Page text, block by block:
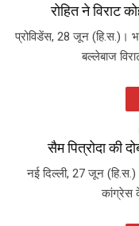
रोहित ने विराट
प्रोविडेंस, 28 जून (हि.स.)।
बल्लेबाज
सैम पित्रोदा की
नई दिल्ली, 27 जून
कांग्रेस